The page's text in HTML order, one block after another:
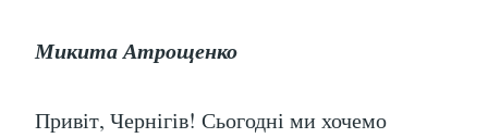
Микита Атрощенко
Привіт, Чернігів! Сьогодні ми хочемо